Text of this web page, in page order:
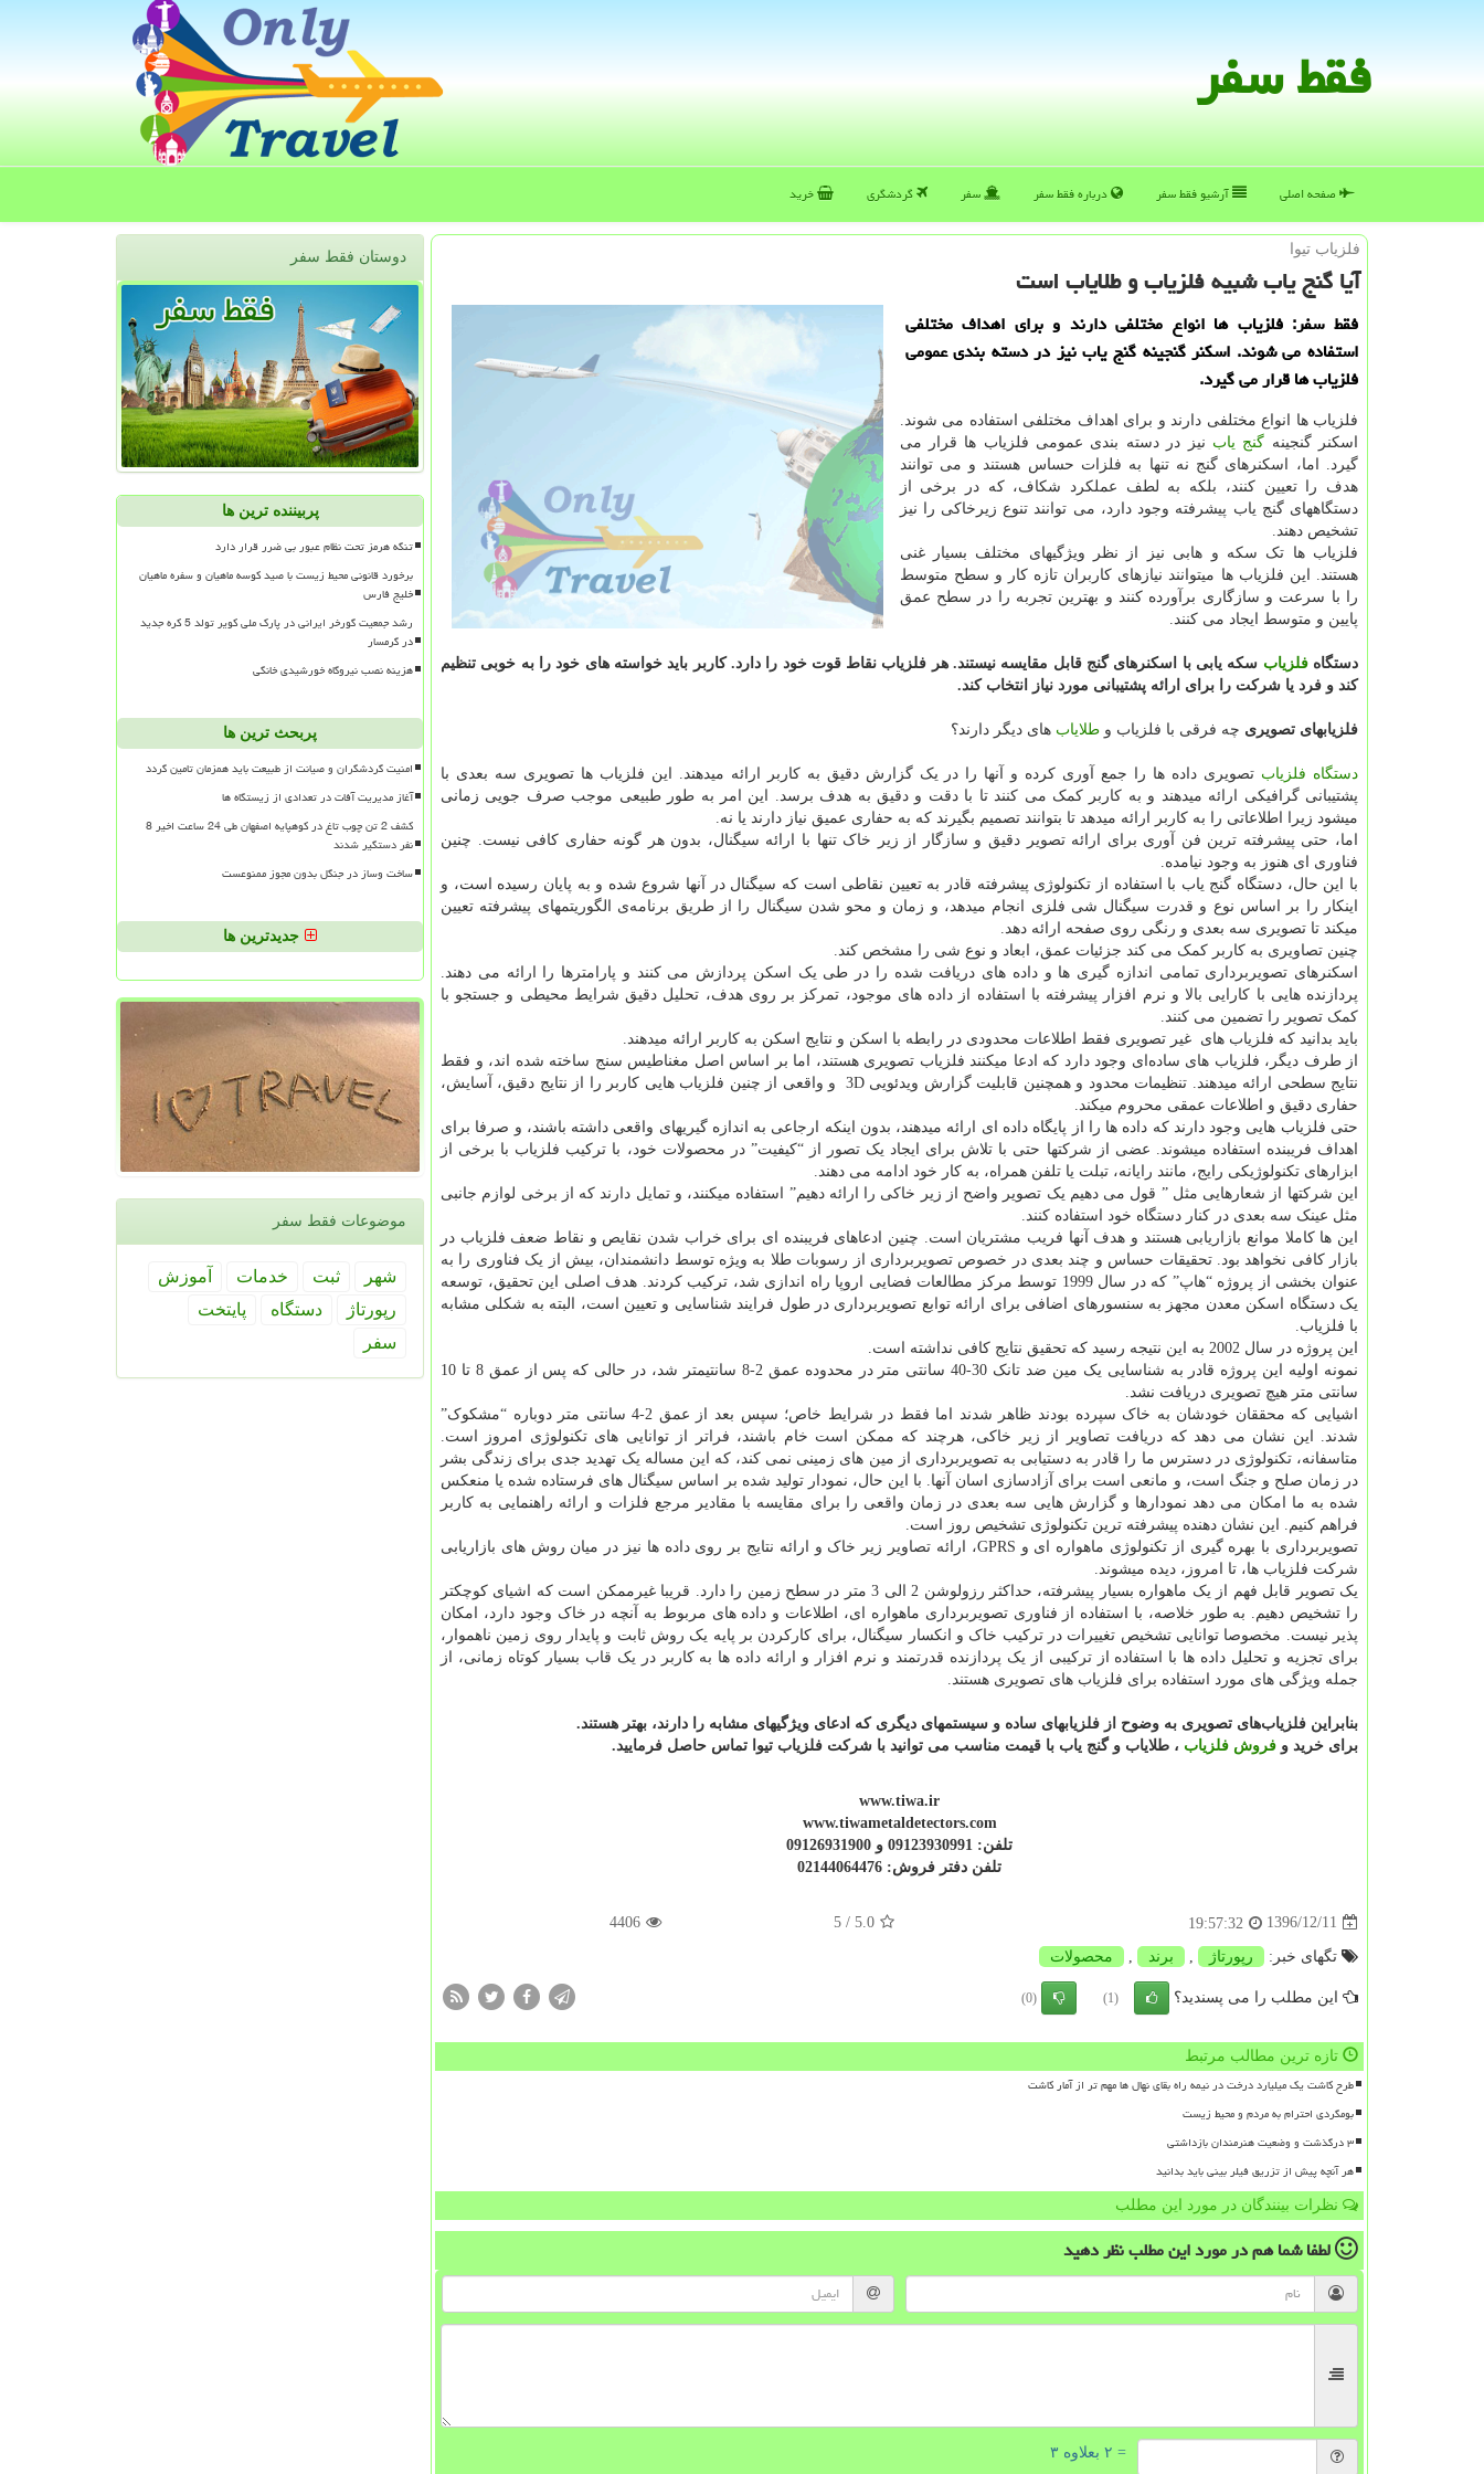
فقط سفر
صفحه اصلی آرشیو فقط سفر درباره فقط سفر سفر گردشگری خرید
فلزیاب تیوا
آیا گنج یاب شبیه فلزیاب و طلایاب است
فقط سفر: فلزیاب ها انواع مختلفی دارند و برای اهداف مختلفی
استفاده می شوند. اسكنر گنجینه گنج یاب نیز در دسته بندی عمومی
فلزیاب ها قرار می گیرد.
فلزیاب ها انواع مختلفی دارند و برای اهداف مختلفی استفاده می شوند.
اسکنر گنجینه گنج یاب نیز در دسته بندی عمومی فلزیاب ها قرار می
گیرد. اما، اسکنرهای گنج نه تنها به فلزات حساس هستند و می توانند
هدف را تعیین کنند، بلکه به لطف عملکرد شکاف، که در برخی از
دستگاههای گنج یاب پیشرفته وجود دارد، می توانند تنوع زیرخاکی را نیز
تشخیص دهند.
فلزیاب ها تک سکه و هابی نیز از نظر ویژگیهای مختلف بسیار غنی
هستند. این فلزیاب ها میتوانند نیازهای کاربران تازه کار و سطح متوسط
را با سرعت و سازگاری برآورده کنند و بهترین تجربه را در سطح عمق
پایین و متوسط ایجاد می کنند.
دستگاهفلزیاب‌ سکه یابی با اسکنرهای گنج قابل مقایسه نیستند. هر فلزیاب نقاط قوت خود را دارد. کاربر باید خواسته های خود را به خوبی تنظیم
کند و فرد یا شرکت را برای ارائه پشتیبانی مورد نیاز انتخاب کند.
فلزیابهای تصویری چه فرقی با فلزیاب و طلایاب های دیگر دارند؟
دستگاه فلزیاب تصویری داده ها را جمع آوری کرده و آنها را در یک گزارش دقیق به کاربر ارائه میدهند. این فلزیاب ها تصویری سه بعدی با
پشتیبانی گرافیکی ارائه میدهند و به کاربر کمک می کنند تا با دقت و دقیق به هدف برسد. این امر به طور طبیعی موجب صرف جویی زمانی
میشود زیرا اطلاعاتی را به کاربر ارائه میدهد تا بتوانند تصمیم بگیرند که به حفاری عمیق نیاز دارند یا نه.
اما، حتی پیشرفته ترین فن آوری برای ارائه تصویر دقیق و سازگار از زیر خاک تنها با ارائه سیگنال، بدون هر گونه حفاری کافی نیست. چنین
فناوری ای هنوز به وجود نیامده.
با این حال، دستگاه گنج یاب با استفاده از تکنولوژی پیشرفته قادر به تعیین نقاطی است که سیگنال در آنها شروع شده و به پایان رسیده است، و
اینکار را بر اساس نوع و قدرت سیگنال شی فلزی انجام میدهد، و زمان و محو شدن سیگنال را از طریق برنامه‌ی الگوریتمهای پیشرفته تعیین
میکند تا تصویری سه بعدی و رنگی روی صفحه ارائه دهد.
چنین تصاویری به کاربر کمک می کند جزئیات عمق، ابعاد و نوع شی را مشخص کند.
اسکنرهای تصویربرداری تمامی اندازه گیری ها و داده های دریافت شده را در طی یک اسکن پردازش می کنند و پارامترها را ارائه می دهند.
پردازنده هایی با کارایی بالا و نرم افزار پیشرفته با استفاده از داده های موجود، تمرکز بر روی هدف، تحلیل دقیق شرایط محیطی و جستجو با
کمک تصویر را تضمین می کنند.
باید بدانید که فلزیاب های غیر تصویری فقط اطلاعات محدودی در رابطه با اسکن و نتایج اسکن به کاربر ارائه میدهند.
از طرف دیگر، فلزیاب های ساده‌ای وجود دارد که ادعا میکنند فلزیاب تصویری هستند، اما بر اساس اصل مغناطیس سنج ساخته شده اند، و فقط
نتایج سطحی ارائه میدهند. تنظیمات محدود و همچنین قابلیت گزارش ویدئویی 3D و واقعی از چنین فلزیاب هایی کاربر را از نتایج دقیق، آسایش،
حفاری دقیق و اطلاعات عمقی محروم میکند.
حتی فلزیاب هایی وجود دارند که داده ها را از پایگاه داده ای ارائه میدهند، بدون اینکه ارجاعی به اندازه گیریهای واقعی داشته باشند، و صرفا برای
اهداف فریبنده استفاده میشوند. عضی از شرکتها حتی با تلاش برای ایجاد یک تصور از “کیفیت” در محصولات خود، با ترکیب فلزیاب با برخی از
ابزارهای تکنولوژیکی رایج، مانند رایانه، تبلت یا تلفن همراه، به کار خود ادامه می دهند.
این شرکتها از شعارهایی مثل ” قول می دهیم یک تصویر واضح از زیر خاکی را ارائه دهیم” استفاده میکنند، و تمایل دارند که از برخی لوازم جانبی
مثل عینک سه بعدی در کنار دستگاه خود استفاده کنند.
این ها کاملا موانع بازاریابی هستند و هدف آنها فریب مشتریان است. چنین ادعاهای فریبنده ای برای خراب شدن نقایص و نقاط ضعف فلزیاب در
بازار کافی نخواهد بود. تحقیقات حساس و چند بعدی در خصوص تصویربرداری از رسوبات طلا به ویژه توسط دانشمندان، بیش از یک فناوری را به
عنوان بخشی از پروژه “هاپ” که در سال 1999 توسط مرکز مطالعات فضایی اروپا راه اندازی شد، ترکیب کردند. هدف اصلی این تحقیق، توسعه
یک دستگاه اسکن معدن مجهز به سنسورهای اضافی برای ارائه توابع تصویربرداری در طول فرایند شناسایی و تعیین است، البته به شکلی مشابه
با فلزیاب.
این پروژه در سال 2002 به این نتیجه رسید که تحقیق نتایج کافی نداشته است.
نمونه اولیه این پروژه قادر به شناسایی یک مین ضد تانک 30-40 سانتی متر در محدوده عمق 2-8 سانتیمتر شد، در حالی که پس از عمق 8 تا 10
سانتی متر هیچ تصویری دریافت نشد.
اشیایی که محققان خودشان به خاک سپرده بودند ظاهر شدند اما فقط در شرایط خاص؛ سپس بعد از عمق 2-4 سانتی متر دوباره “مشکوک”
شدند. این نشان می دهد که دریافت تصاویر از زیر خاکی، هرچند که ممکن است خام باشند، فراتر از توانایی های تکنولوژی امروز است.
متاسفانه، تکنولوژی در دسترس ما را قادر به دستیابی به تصویربرداری از مین های زمینی نمی کند، که این مساله یک تهدید جدی برای زندگی بشر
در زمان صلح و جنگ است، و مانعی است برای آزادسازی اسان آنها. با این حال، نمودار تولید شده بر اساس سیگنال های فرستاده شده یا منعکس
شده به ما امکان می دهد نمودارها و گزارش هایی سه بعدی در زمان واقعی را برای مقایسه با مقادیر مرجع فلزات و ارائه راهنمایی به کاربر
فراهم کنیم. این نشان دهنده پیشرفته ترین تکنولوژی تشخیص روز است.
تصویربرداری با بهره گیری از تکنولوژی ماهواره ای و GPRS، ارائه تصاویر زیر خاک و ارائه نتایج بر روی داده ها نیز در میان روش های بازاریابی
شرکت فلزیاب‌ ها، تا امروز، دیده میشوند.
یک تصویر قابل فهم از یک ماهواره بسیار پیشرفته، حداکثر رزولوشن 2 الی 3 متر در سطح زمین را دارد. قریبا غیرممکن است که اشیای کوچکتر
را تشخیص دهیم. به طور خلاصه، با استفاده از فناوری تصویربرداری ماهواره ای، اطلاعات و داده های مربوط به آنچه در خاک وجود دارد، امکان
پذیر نیست. مخصوصا توانایی تشخیص تغییرات در ترکیب خاک و انکسار سیگنال، برای کارکردن بر پایه یک روش ثابت و پایدار روی زمین ناهموار،
برای تجزیه و تحلیل داده ها با استفاده از ترکیبی از یک پردازنده قدرتمند و نرم افزار و ارائه داده ها به کاربر در یک قاب بسیار کوتاه زمانی، از
جمله ویژگی های مورد استفاده برای فلزیاب های تصویری هستند.
بنابراین فلزیاب‌های تصویری به وضوح از فلزیابهای ساده و سیستمهای دیگری که ادعای ویژگیهای مشابه را دارند، بهتر هستند.
برای خرید و فروش فلزیاب ، طلایاب و گنج یاب با قیمت مناسب می توانید با شرکت فلزیاب تیوا تماس حاصل فرمایید.
www.tiwa.ir
www.tiwametaldetectors.com
تلفن: 09123930991 و 09126931900
تلفن دفتر فروش: 02144064476
1396/12/11
19:57:32
5.0
/ 5
4406
تگهای خبر: رپورتاژ برند محصولات
این مطلب را می پسندید؟ (1)
(0)
تازه ترین مطالب مرتبط
طرح کاشت یک میلیارد درخت در نیمه راه بقای نهال ها مهم تر از آمار کاشت
بومگردی احترام به مردم و محیط زیست
۳ درگذشت و وضعیت هنرمندان بازداشتی
هر آنچه پیش از تزریق فیلر بینی باید بدانید
نظرات بینندگان در مورد این مطلب
لطفا شما همدر مورد این مطلبنظر دهید
= ۲ بعلاوه ۳
دوستان فقط سفر
پربیننده ترین ها
تنگه هرمز تحت نظام عبور بی ضرر قرار دارد
برخورد قانونی محیط زیست با صید کوسه ماهیان و سفره ماهیان
خلیج فارس
رشد جمعیت گورخر ایرانی در پارک ملی کویر تولد 5 کره جدید
در گرمسار
هزینه نصب نیروگاه خورشیدی خانگی
پربحث ترین ها
امنیت گردشگران و صیانت از طبیعت باید همزمان تامین گردد
آغاز مدیریت آفات در تعدادی از زیستگاه ها
کشف 2 تن چوب تاغ در کوهپایه اصفهان طی 24 ساعت اخیر 8
نفر دستگیر شدند
ساخت وساز در جنگل بدون مجوز ممنوعست
جدیدترین ها
موضوعات فقط سفر
شهر ثبت خدمات
آموزش
رپورتاژ
دستگاه
پایتخت
سفر